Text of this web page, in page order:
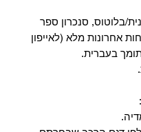
בלוטוס, ‏סנכרון ספר
אחרונות מלא (לאייפון
תומך בעברית.